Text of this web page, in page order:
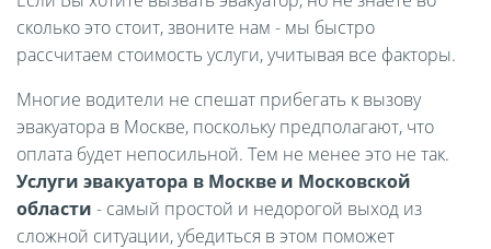
сколько это стоит, звоните нам - мы быстро
рассчитаем стоимость услуги, учитывая все факторы.
Многие водители не спешат прибегать к вызову
эвакуатора в Москве, поскольку предполагают, что
оплата будет непосильной. Тем не менее это не так.
Услуги эвакуатора в Москве и Московской
области - самый простой и недорогой выход из
сложной ситуации, убедиться в этом поможет